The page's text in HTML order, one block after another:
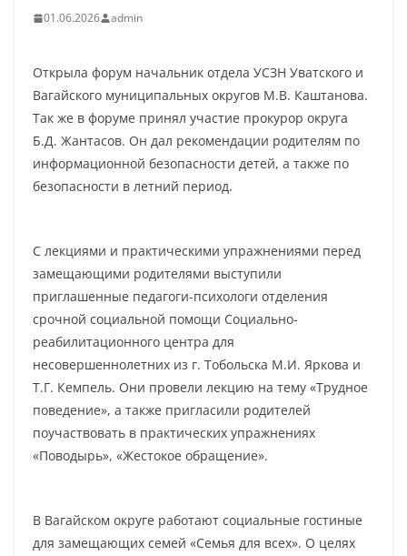
01.06.2026 admin
Открыла форум начальник отдела УСЗН Уватского и
Вагайского муниципальных округов М.В. Каштанова.
Так же в форуме принял участие прокурор округа
Б.Д. Жантасов. Он дал рекомендации родителям по
информационной безопасности детей, а также по
безопасности в летний период.
С лекциями и практическими упражнениями перед
замещающими родителями выступили
приглашенные педагоги-психологи отделения
срочной социальной помощи Социально-
реабилитационного центра для
несовершеннолетних из г. Тобольска М.И. Яркова и
Т.Г. Кемпель. Они провели лекцию на тему «Трудное
поведение», а также пригласили родителей
поучаствовать в практических упражнениях
«Поводырь», «Жестокое обращение».
В Вагайском округе работают социальные гостиные
для замещающих семей «Семья для всех». О целях